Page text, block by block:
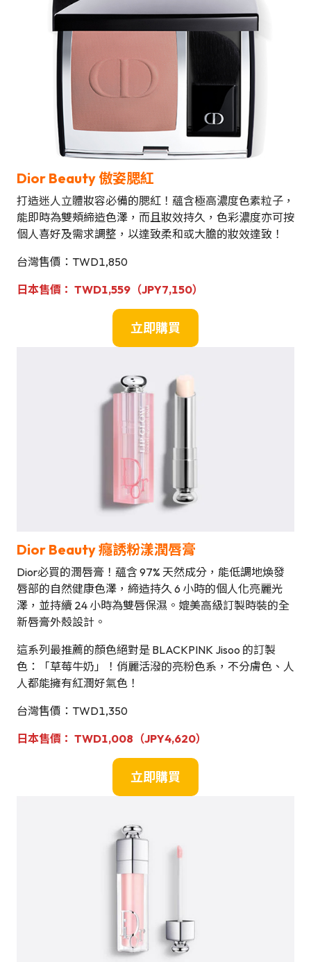
Dior Beauty傲姿腮紅
打造迷人立體妝容必備的腮紅！蘊含極高濃度色素粒子，
能即時為雙頰締造色澤，而且妝效持久，色彩濃度亦可按
個人喜好及需求調整，以達致柔和或大膽的妝效達致！
台灣售價：TWD1,850
日本售價 ： TWD1,559 （JPY7,150）
立即購買
Dior Beauty 癮誘粉漾潤唇膏
Dior必買的潤唇膏！蘊含 97% 天然成分，能低調地煥發
唇部的自然健康色澤，締造持久 6 小時的個人化亮麗光
澤，並持續 24 小時為雙唇保濕。媲美高級訂製時裝的全
新唇膏外殼設計。
這系列最推薦的顏色絕對是 BLACKPINK Jisoo 的訂製
色：「草莓牛奶」！俏麗活潑的亮粉色系，不分膚色、人
人都能擁有紅潤好氣色！
台灣售價：TWD1,350
日本售價 ： TWD1,008（JPY4,620）
立即購買